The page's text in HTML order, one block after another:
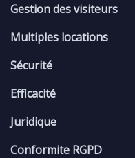
Gestion des visiteurs
Multiples locations
Sécurité
Efficacité
Juridique
Conformite RGPD